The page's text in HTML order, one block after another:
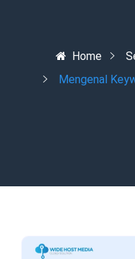
Home
Mengenal